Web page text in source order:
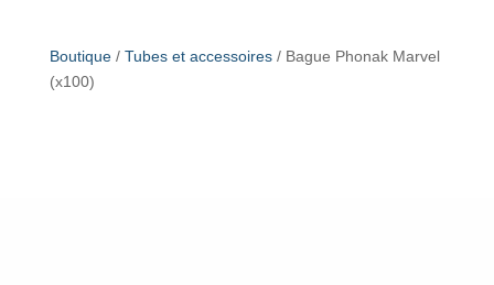
Bons de commande
Boutique/ Tubes et accessoires/ Bague Phonak Marvel
(x100)